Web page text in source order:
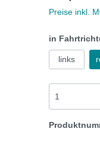
Morris Minor
Preise inkl.
in
links